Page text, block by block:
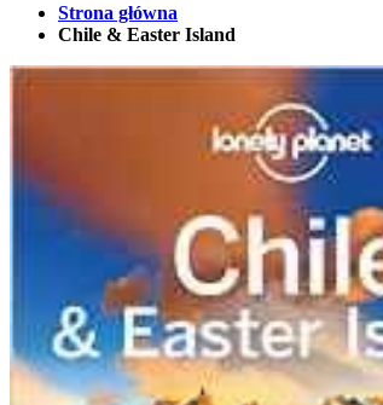
Strona główna
Chile & Easter Island